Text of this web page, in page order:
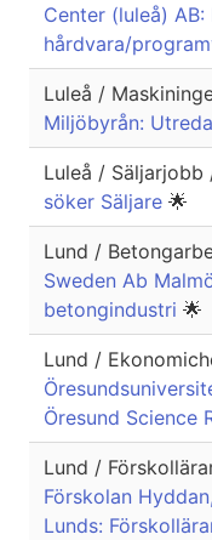
Center (luleå)
hårdvara/
Luleå /
Miljöbyrån:
Luleå / Säljarjobb
söker Säljare 🌟
Lund /
Sweden Ab
betongindustri 🌟
Lund /
Öresund Science
Lund /
Förskolan
Lunds: